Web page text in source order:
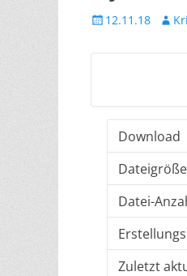
Veröffentlicht
12.11.18 Autor
Download
Dateigröße
Datei-
Zuletzt